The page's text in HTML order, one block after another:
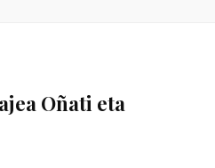
Oñati eta